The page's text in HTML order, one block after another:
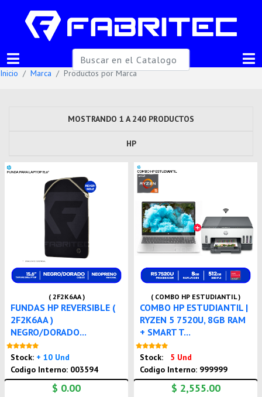
Inicio Marca Productos por Marca
MOSTRANDO 1 A 240 PRODUCTOS
HP
( 2F2K6AA )
FUNDAS HP REVERSIBLE (
2F2K6AA )
NEGRO/DORADO...
Stock: + 10 Und
Codigo Interno: 003594
$ 0.00
( COMBO HP ESTUDIANTIL )
COMBO HP ESTUDIANTIL |
RYZEN 5 7520U, 8GB RAM
+ SMART T...
Stock:
5 Und
Codigo Interno: 999999
$ 2,555.00